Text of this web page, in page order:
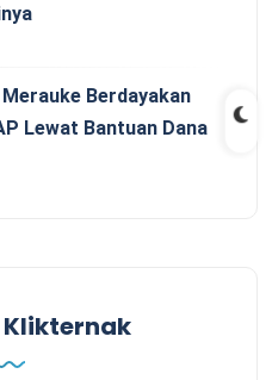
Merauke Berdayakan
Lewat Bantuan Dana